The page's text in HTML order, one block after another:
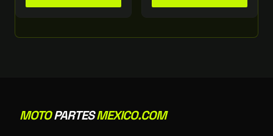
MOTOPARTESMEXICO.COM